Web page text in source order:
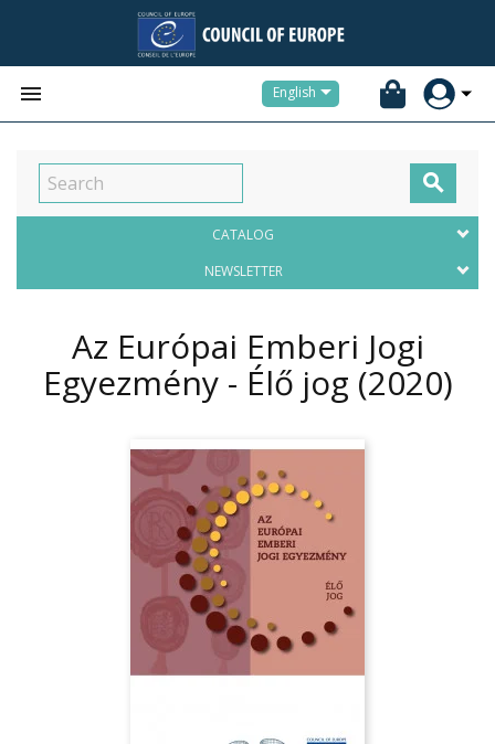
 English

CATALOG
NEWSLETTER
Az Európai Emberi Jogi
Egyezmény - Élő jog (2020)